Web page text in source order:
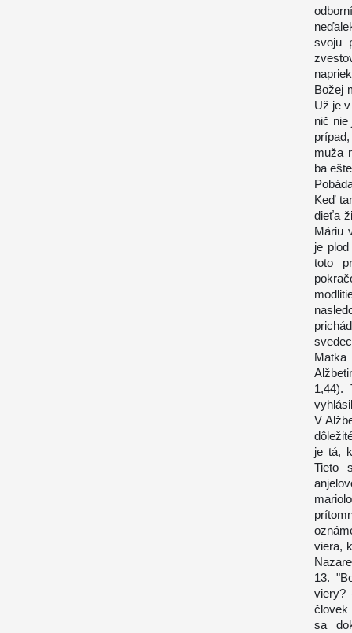
svoju
Božej
Už je
nič nie
muža
ba
Keď
dieťa
Máriu
je
toto
1,44).
V
je tá,
Tieto
viera,
13.
viery?
človek
sa